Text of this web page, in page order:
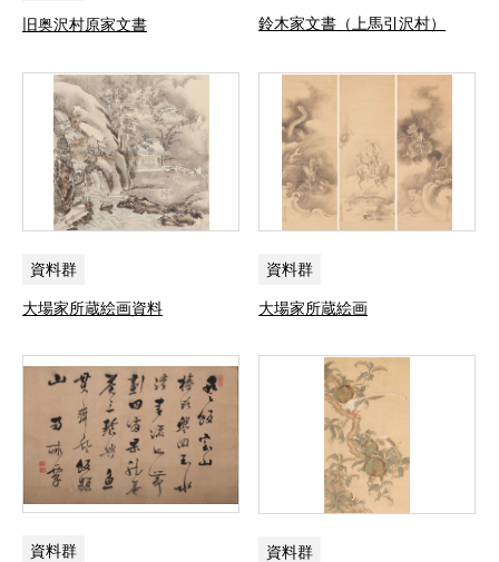
旧奥沢村原家文書 鈴木家文書（上馬引沢村）
資料群
大場家所蔵絵画資料
資料群
大場家所蔵絵画
資料群 資料群